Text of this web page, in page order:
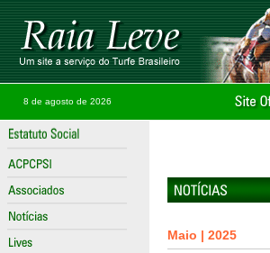
8 de agosto de 2026
Maio | 2025